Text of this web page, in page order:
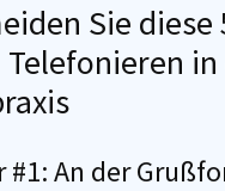
Sie diese
Telefonieren
#1: An der